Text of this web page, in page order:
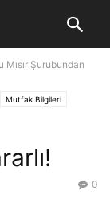
Mısır Şurubundan
Mutfak Bilgileri
0